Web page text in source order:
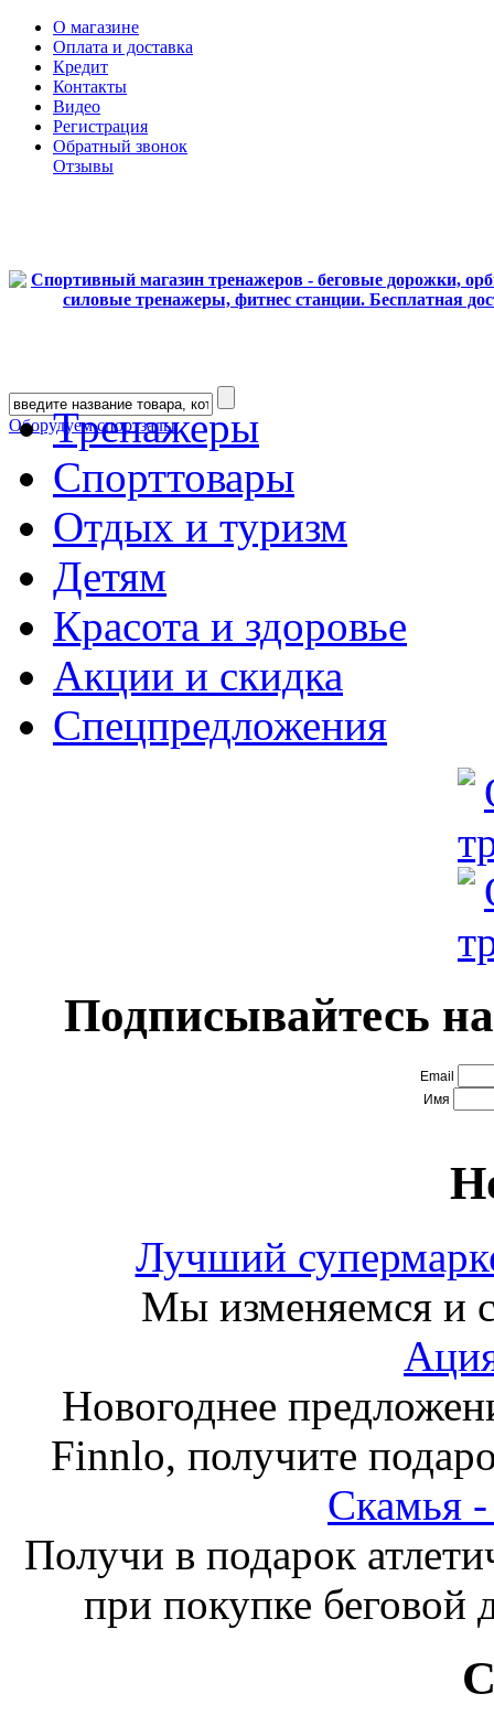
О магазине
Оплата и доставка
Кредит
Контакты
Видео
Регистрация
Обратный звонок
Отзывы
Оборудуем спортзалы
Тренажеры
Спорттовары
Отдых и туризм
Детям
Красота и здоровье
Акции и скидка
Спецпредложения
Подписывайтесь
Email
Имя
Лучший
Мы изменяемся и
Новогоднее
Finnlo, получите
Получи в подарок
при покупке беговой